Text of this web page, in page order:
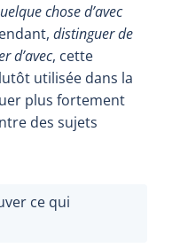
chose d’avec
distinguer de
d’avec, cette
utilisée dans la
plus fortement
des sujets
ce qui